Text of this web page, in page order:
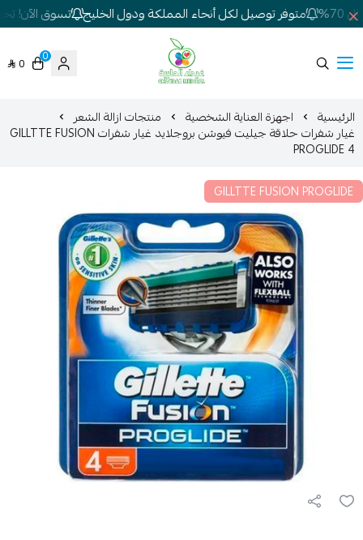
متوفر توصيل لكل أنحاء المملكة ودول الخليج تسوق الآن!
شركة غيداء المتطورة الطبية
0
0
الرئيسية اجهزة العناية الشخصية منتجات ازالة الشعر
غيار شفرات حلاقة جيليت فيوشن بروجلايد غيار شفرات GILLTTE FUSION
PROGLIDE 4
GILLTTE FUSION PROGLIDE